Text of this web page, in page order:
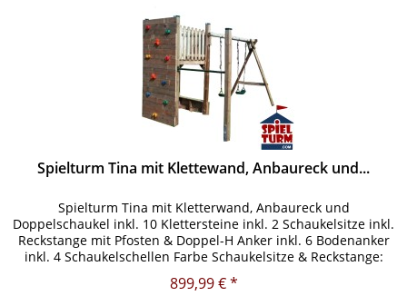
Spielturm Tina mit Klettewand, Anbaureck und...
Spielturm Tina mit Kletterwand, Anbaureck und
Doppelschaukel inkl. 10 Klettersteine inkl. 2 Schaukelsitze inkl.
Reckstange mit Pfosten & Doppel-H Anker inkl. 6 Bodenanker
inkl. 4 Schaukelschellen Farbe Schaukelsitze & Reckstange:
899,99 € *